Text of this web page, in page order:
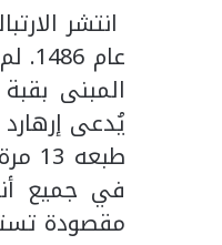
انتشر
المبنى
يُدعى
في جميع
مقصودة